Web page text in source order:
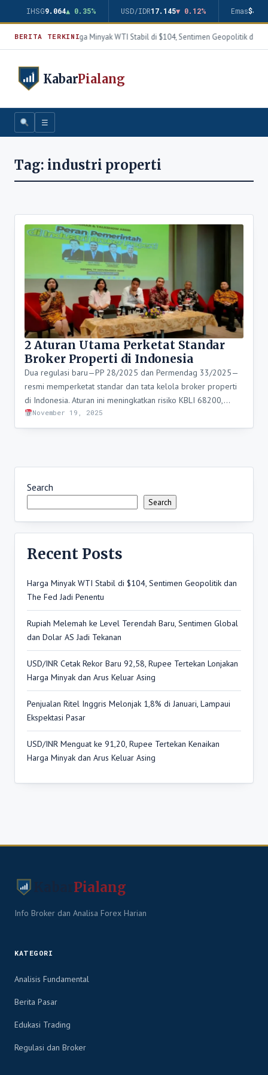
IHSG9.064▲ 0.35% USD/IDR17.145▼ 0.12% Emas
BERITA TERKINIHarga Minyak WTI Stabil di $104, Sentimen Geopolitik dan
KabarPialang
☰
Tag: industri properti
2 Aturan Utama Perketat Standar
Broker Properti di Indonesia
Dua regulasi baru—PP 28/2025 dan Permendag 33/2025—
resmi memperketat standar dan tata kelola broker properti
di Indonesia. Aturan ini meningkatkan risiko KBLI 68200,…
November 19, 2025
Search
Search
Recent Posts
Harga Minyak WTI Stabil di $104, Sentimen Geopolitik dan
The Fed Jadi Penentu
Rupiah Melemah ke Level Terendah Baru, Sentimen Global
dan Dolar AS Jadi Tekanan
USD/INR Cetak Rekor Baru 92,58, Rupee Tertekan Lonjakan
Harga Minyak dan Arus Keluar Asing
Penjualan Ritel Inggris Melonjak 1,8% di Januari, Lampaui
Ekspektasi Pasar
USD/INR Menguat ke 91,20, Rupee Tertekan Kenaikan
Harga Minyak dan Arus Keluar Asing
Pialang
Info Broker dan Analisa Forex Harian
KATEGORI
Analisis Fundamental
Berita Pasar
Edukasi Trading
Regulasi dan Broker